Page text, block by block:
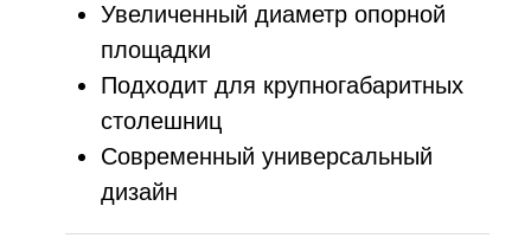
Увеличенный диаметр опорной
площадки
Подходит для крупногабаритных
столешниц
Современный универсальный
дизайн